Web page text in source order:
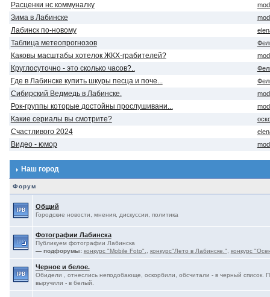
Расценки нс коммуналку
Зима в Лабинске
Лабинск по-новому
Таблица метеопрогнозов
Каковы масштабы хотелок ЖКХ-грабителей?
Круглосуточно - это сколько часов?..
Где в Лабинске купить шкуры песца и поче...
Сибирский Ведмедь в Лабинске.
Рок-группы которые достойны прослушивани...
Какие сериалы вы смотрите?
Счастливого 2024
Видео - юмор
Наш город
Форум
Общий
Городские новости, мнения, дискуссии, политика
Фотографии Лабинска
Публикуем фотографии Лабинска
— подфорумы: конкурс "Mobile Foto". конкурс"Лето в Лабинске." конкурс
Черное и белое.
Обидели , отнеслись неподобающе, оскорбили, обсчитали - в черный список.
выручили - в белый.